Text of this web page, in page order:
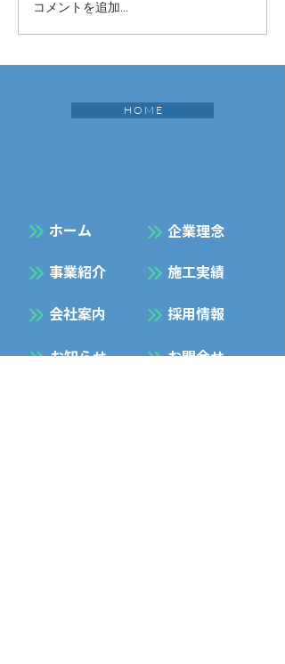
コメントを追加…
H O M E
​ホーム 企業理念
事業紹介 施工実績
会社案内 採用情報
お知らせ お問合せ